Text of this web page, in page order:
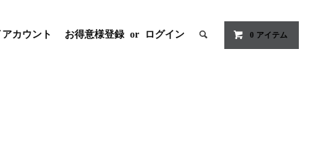
カウント お得意様登録 or ログイン 0 アイテム